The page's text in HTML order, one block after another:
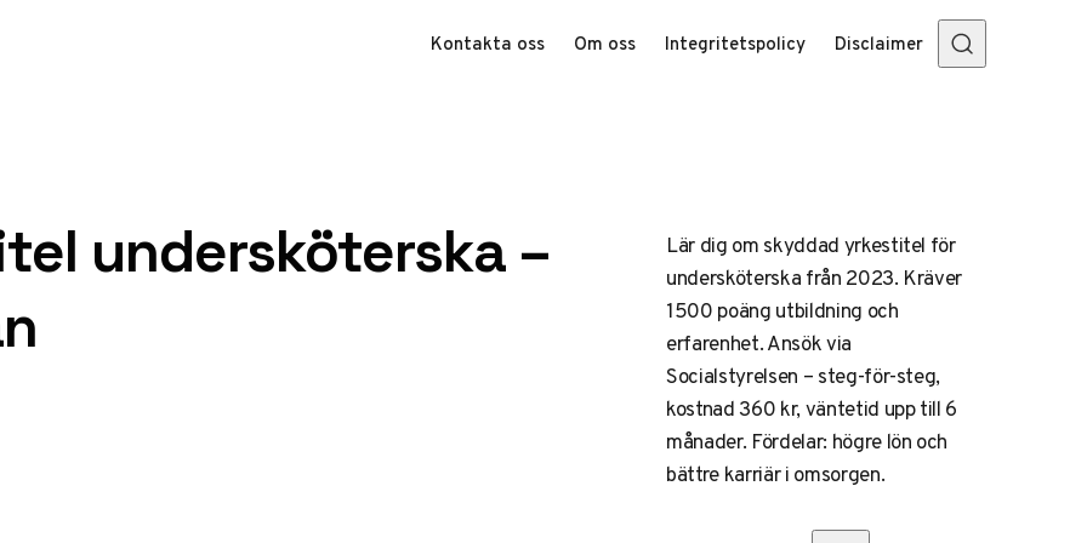
Kontakta oss Om oss Integritetspolicy Disclaimer
undersköterska –
Lär dig om skyddad yrkestitel för
undersköterska från 2023. Kräver
1500 poäng utbildning och
erfarenhet. Ansök via
Socialstyrelsen – steg-för-steg,
kostnad 360 kr, väntetid upp till 6
månader. Fördelar: högre lön och
bättre karriär i omsorgen.